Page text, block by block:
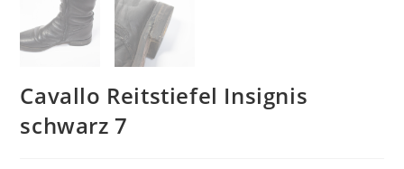
Cavallo Reitstiefel Insignis
schwarz 7